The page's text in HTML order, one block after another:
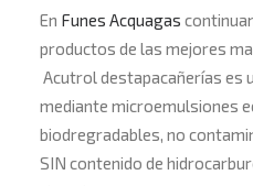
En Funes Acquagas
productos de las mejores
Acutrol destapacañerías es
mediante microemulsiones
biodregradables, no
SIN contenido de